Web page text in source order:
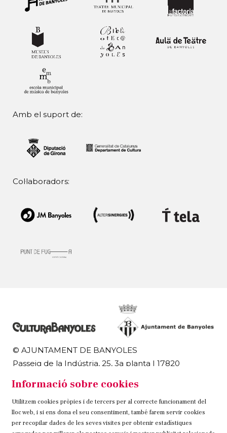
Amb el suport de:
Col·laboradors:
© AJUNTAMENT DE BANYOLES
Passeig de la Indústria, 25, 3a planta | 17820
972 58 18 48 | 972 57 00 50
Sitemap Avís Legal Ús de Cookies Contacteu
Informació sobre cookies
Utilitzem cookies pròpies i de tercers per al correcte funcionament del
lloc web, i si ens dona el seu consentiment, també farem servir cookies
per recopilar dades de les seves visites per obtenir estadístiques